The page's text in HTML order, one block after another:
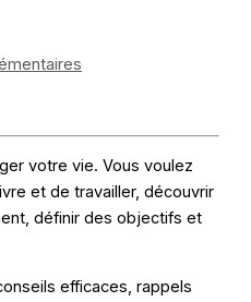
votre vie. Vous voulez
et de travailler, découvrir
définir des objectifs et
efficaces, rappels